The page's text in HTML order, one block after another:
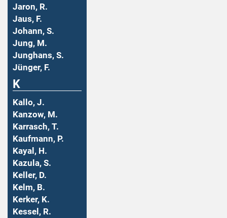
Jaron, R.
Jaus, F.
Johann, S.
Jung, M.
Junghans, S.
Jünger, F.
K
Kallo, J.
Kanzow, M.
Karrasch, T.
Kaufmann, P.
Kayal, H.
Kazula, S.
Keller, D.
Kelm, B.
Kerker, K.
Kessel, R.